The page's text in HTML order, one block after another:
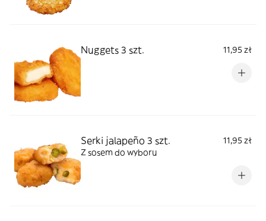
Nuggets 3 szt. 11,95 zł
Serki jalapeño 3 szt.
11,95 zł
Z sosem do wyboru